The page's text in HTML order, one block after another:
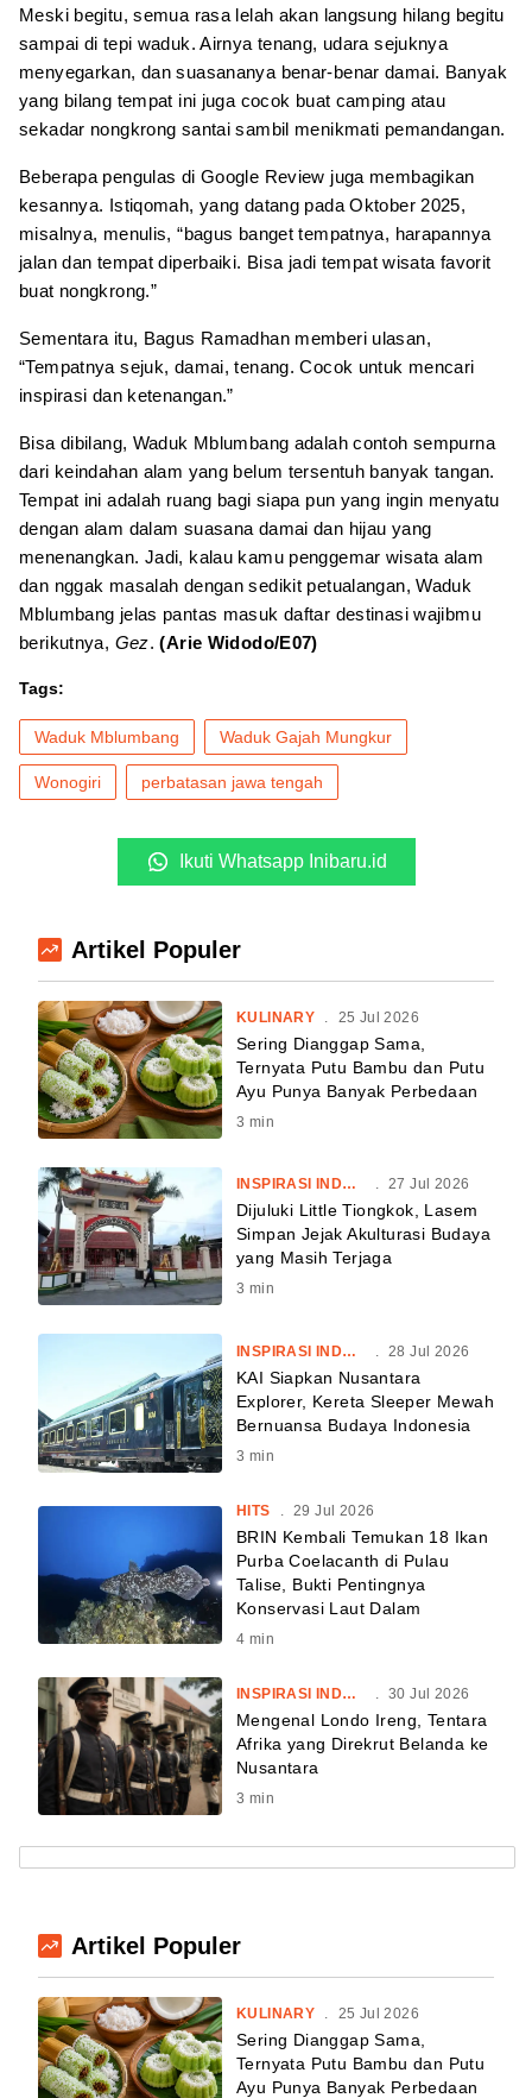
Meski begitu, semua rasa lelah akan langsung hilang begitu
sampai di tepi waduk. Airnya tenang, udara sejuknya
menyegarkan, dan suasananya benar-benar damai. Banyak
yang bilang tempat ini juga cocok buat camping atau
sekadar nongkrong santai sambil menikmati pemandangan.
Beberapa pengulas di Google Review juga membagikan
kesannya. Istiqomah, yang datang pada Oktober 2025,
misalnya, menulis, “bagus banget tempatnya, harapannya
jalan dan tempat diperbaiki. Bisa jadi tempat wisata favorit
buat nongkrong.”
Sementara itu, Bagus Ramadhan memberi ulasan,
“Tempatnya sejuk, damai, tenang. Cocok untuk mencari
inspirasi dan ketenangan.”
Bisa dibilang, Waduk Mblumbang adalah contoh sempurna
dari keindahan alam yang belum tersentuh banyak tangan.
Tempat ini adalah ruang bagi siapa pun yang ingin menyatu
dengan alam dalam suasana damai dan hijau yang
menenangkan. Jadi, kalau kamu penggemar wisata alam
dan nggak masalah dengan sedikit petualangan, Waduk
Mblumbang jelas pantas masuk daftar destinasi wajibmu
berikutnya, Gez. (Arie Widodo/E07)
Tags:
Waduk Mblumbang Waduk Gajah Mungkur
Wonogiri perbatasan jawa tengah
Ikuti Whatsapp Inibaru.id
Artikel Populer
KULINARY . 25 Jul 2026
Sering Dianggap Sama,
Ternyata Putu Bambu dan Putu
Ayu Punya Banyak Perbedaan
3 min
INSPIRASI INDONESIA . 27 Jul 2026
Dijuluki Little Tiongkok, Lasem
Simpan Jejak Akulturasi Budaya
yang Masih Terjaga
3 min
INSPIRASI INDONESIA 28 Jul 2026
KAI Siapkan Nusantara
Explorer, Kereta Sleeper Mewah
Bernuansa Budaya Indonesia
3 min
HITS 29 Jul 2026
BRIN Kembali Temukan 18 Ikan
Purba Coelacanth di Pulau
Talise, Bukti Pentingnya
Konservasi Laut Dalam
4 min
INSPIRASI INDONESIA 30 Jul 2026
Mengenal Londo Ireng, Tentara
Afrika yang Direkrut Belanda ke
Nusantara
3 min
Artikel Populer
KULINARY . 25 Jul 2026
Sering Dianggap Sama,
Ternyata Putu Bambu dan Putu
Ayu Punya Banyak Perbedaan